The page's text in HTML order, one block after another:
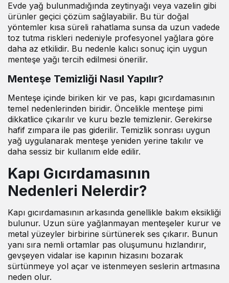
Evde yağ bulunmadığında zeytinyağı veya vazelin gibi
ürünler geçici çözüm sağlayabilir. Bu tür doğal
yöntemler kısa süreli rahatlama sunsa da uzun vadede
toz tutma riskleri nedeniyle profesyonel yağlara göre
daha az etkilidir. Bu nedenle kalıcı sonuç için uygun
menteşe yağı tercih edilmesi önerilir.
Menteşe Temizliği Nasıl Yapılır?
Menteşe içinde biriken kir ve pas, kapı gıcırdamasının
temel nedenlerinden biridir. Öncelikle menteşe pimi
dikkatlice çıkarılır ve kuru bezle temizlenir. Gerekirse
hafif zımpara ile pas giderilir. Temizlik sonrası uygun
yağ uygulanarak menteşe yeniden yerine takılır ve
daha sessiz bir kullanım elde edilir.
Kapı Gıcırdamasının
Nedenleri Nelerdir?
Kapı gıcırdamasının arkasında genellikle bakım eksikliği
bulunur. Uzun süre yağlanmayan menteşeler kurur ve
metal yüzeyler birbirine sürtünerek ses çıkarır. Bunun
yanı sıra nemli ortamlar pas oluşumunu hızlandırır,
gevşeyen vidalar ise kapının hizasını bozarak
sürtünmeye yol açar ve istenmeyen seslerin artmasına
neden olur.